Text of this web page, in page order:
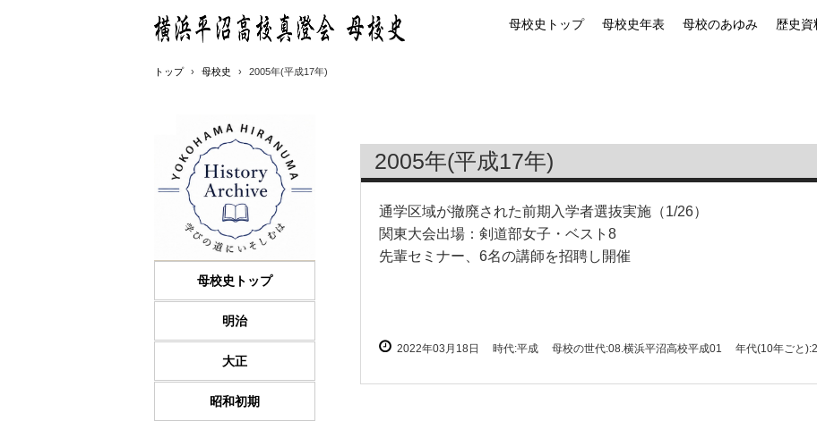
母校史トップ 母校史年表 母校のあゆみ 歴史資
トップ › 母校史 › 2005年(平成17年)
2005年(平成17年)
通学区域が撤廃された前期入学者選抜実施（1/26）
関東大会出場：剣道部女子・ベスト8
先輩セミナー、6名の講師を招聘し開催
2022年03月18日 時代:平成 母校の世代:08.横浜平沼高校平成01 年代(10年ごと
母校史トップ
明治
大正
昭和初期